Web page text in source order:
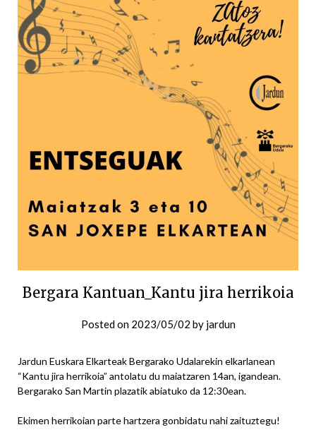
Bergara Kantuan_Kantu jira herrikoia
Posted on 2023/05/02 by jardun
Jardun Euskara Elkarteak Bergarako Udalarekin elkarlanean
“Kantu jira herrikoia” antolatu du maiatzaren 14an, igandean.
Bergarako San Martin plazatik abiatuko da 12:30ean.
Ekimen herrikoian parte hartzera gonbidatu nahi zaituztegu!